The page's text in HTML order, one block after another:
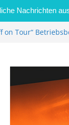
Nachrichten
on Tour“
bietet
an
im Wert von